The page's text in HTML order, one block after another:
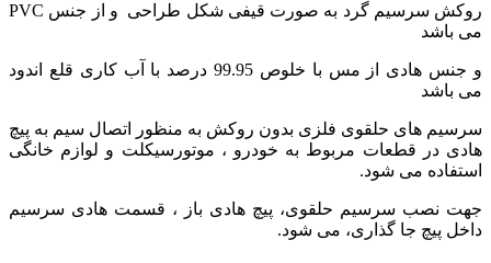
روکش سرسیم گرد به صورت قیفی شکل طراحی و از جنس PVC
می باشد
و جنس هادی از مس با خلوص 99.95 درصد با آب کاری قلع اندود
می باشد
سرسیم های حلقوی فلزی بدون روکش به منظور اتصال سیم به پیچ
هادی در قطعات مربوط به خودرو ، موتورسیکلت و لوازم خانگی
استفاده می شود.
جهت نصب سرسیم حلقوی، پیچ هادی باز ، قسمت هادی سرسیم
داخل پیچ جا گذاری، می شود.